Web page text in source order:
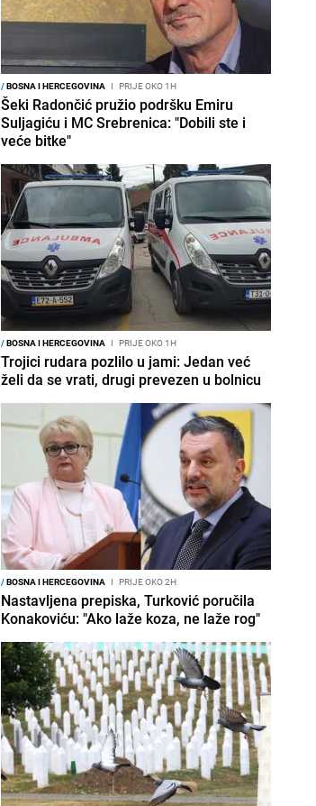
/BOSNA I HERCEGOVINA I PRIJE OKO 1H
Šeki Radončić pružio podršku Emiru
Suljagiću i MC Srebrenica: "Dobili ste i
veće bitke"
/BOSNA I HERCEGOVINA I PRIJE OKO 1H
Trojici rudara pozlilo u jami: Jedan već
želi da se vrati, drugi prevezen u bolnicu
/BOSNA I HERCEGOVINA I PRIJE OKO 2H
Nastavljena prepiska, Turković poručila
Konakoviću: "Ako laže koza, ne laže rog"